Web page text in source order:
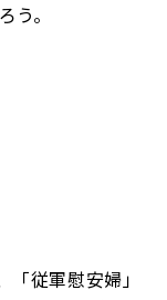
う。
従軍慰安婦」